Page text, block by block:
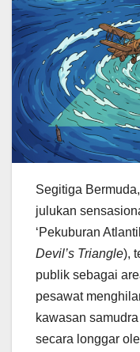
Segitiga
julukan
‘Pekuburan
Devil’s Triangle),
publik sebagai
pesawat
kawasan
secara longgar